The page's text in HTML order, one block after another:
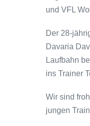
und VFL
Der 28-
Davaria
Laufbahn
ins Trainer
Wir sind
jungen